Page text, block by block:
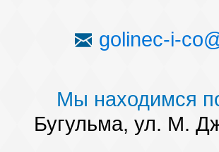
golinec-i-
Мы находимся
Бугульма, ул. М.